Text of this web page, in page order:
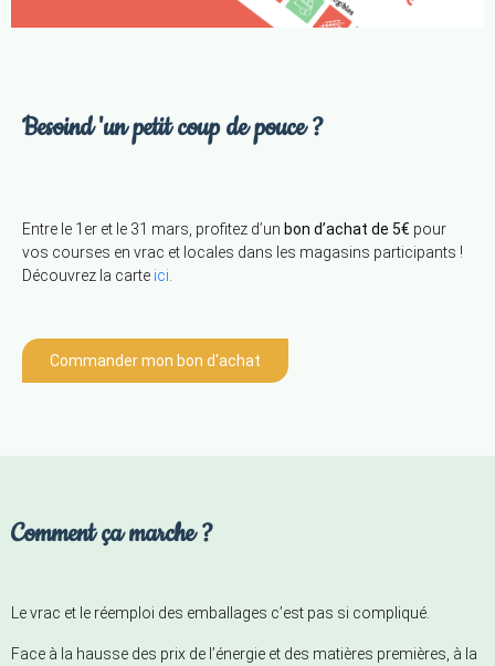
Besoind 'un petit coup de pouce ?
Entre le 1er et le 31 mars, profitez d’un bon d’achat de 5€ pour
vos courses en vrac et locales dans les magasins participants !
Découvrez la carte ici
Commander mon bon d'achat
Comment ça marche ?
Le vrac et le réemploi des emballages c’est pas si compliqué.
Face à la hausse des prix de l’énergie et des matières premières, à la